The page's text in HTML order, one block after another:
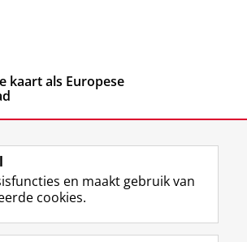
kaart als Europese
de RUG
F
L
R I
Y
en maakt gebruik van
cookies.